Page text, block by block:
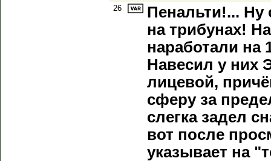
26
Пенальти!... Ну
на трибунах!
наработали на
Навесил у них
лицевой,
сферу за
слегка задел
вот после
указывает на